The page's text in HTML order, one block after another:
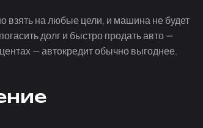
взять на любые цели, и машина не будет
долг и быстро продать авто —
— автокредит обычно выгоднее.